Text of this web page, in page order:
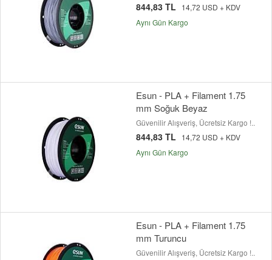
844,83 TL
14,72 USD + KDV
Aynı Gün Kargo
Esun - PLA + Filament 1.75
mm Soğuk Beyaz
Güvenilir Alışveriş, Ücretsiz Kargo !..
844,83 TL
14,72 USD + KDV
Aynı Gün Kargo
Esun - PLA + Filament 1.75
mm Turuncu
Güvenilir Alışveriş, Ücretsiz Kargo !..